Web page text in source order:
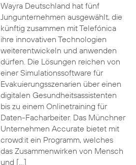
Wayra Deutschland hat fünf
Jungunternehmen ausgewählt, die
künftig zusammen mit Telefónica
ihre innovativen Technologien
weiterentwickeln und anwenden
dürfen. Die Lösungen reichen von
einer Simulationssoftware für
Evakuierungsszenarien über einen
digitalen Gesundheitsassistenten
bis zu einem Onlinetraining für
Daten-Facharbeiter. Das Münchner
Unternehmen Accurate bietet mit
crowd:it ein Programm, welches
das Zusammenwirken von Mensch
und […]